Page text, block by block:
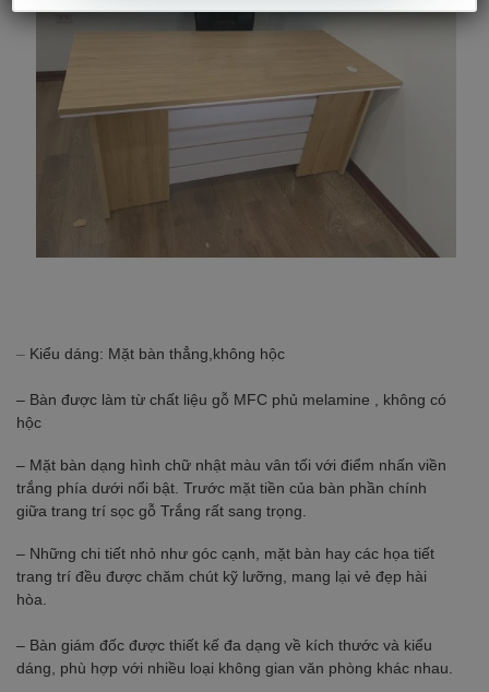
– Kiểu dáng: Mặt bàn thẳng,không hộc
– Bàn được làm từ chất liệu gỗ MFC phủ melamine , không có
hộc
– Mặt bàn dạng hình chữ nhật màu vân tối với điểm nhấn viền
trắng phía dưới nổi bật. Trước mặt tiền của bàn phần chính
giữa trang trí sọc gỗ Trắng rất sang trọng.
– Những chi tiết nhỏ như góc cạnh, mặt bàn hay các họa tiết
trang trí đều được chăm chút kỹ lưỡng, mang lại vẻ đẹp hài
hòa.
– Bàn giám đốc được thiết kế đa dạng về kích thước và kiểu
dáng, phù hợp với nhiều loại không gian văn phòng khác nhau.